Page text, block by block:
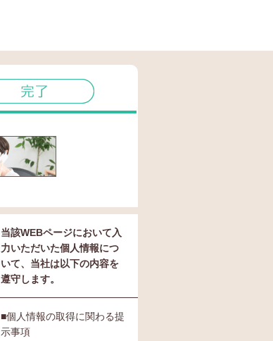
当該WEBページにおいて入
力いただいた個人情報につ
いて、当社は以下の内容を
遵守します。
■個人情報の取得に関わる提
示事項